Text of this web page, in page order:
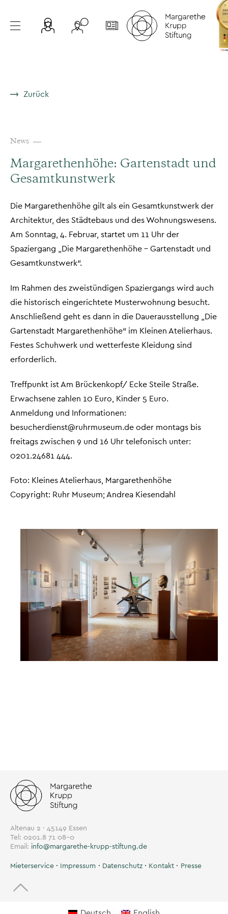
Zurück
News
Margarethenhöhe: Gartenstadt und
Gesamtkunstwerk
Die Margarethenhöhe gilt als ein Gesamtkunstwerk der
Architektur, des Städtebaus und des Wohnungswesens.
Am Sonntag, 4. Februar, startet um 11 Uhr der
Spaziergang „Die Margarethenhöhe – Gartenstadt und
Gesamtkunstwerk“.
Im Rahmen des zweistündigen Spaziergangs wird auch
die historisch eingerichtete Musterwohnung besucht.
Anschließend geht es dann in die Dauerausstellung „Die
Gartenstadt Margarethenhöhe“ im Kleinen Atelierhaus.
Festes Schuhwerk und wetterfeste Kleidung sind
erforderlich.
Treffpunkt ist Am Brückenkopf/ Ecke Steile Straße.
Erwachsene zahlen 10 Euro, Kinder 5 Euro.
Anmeldung und Informationen:
besucherdienst@ruhrmuseum.de oder montags bis
freitags zwischen 9 und 16 Uhr telefonisch unter:
0201.24681 444.
Foto: Kleines Atelierhaus, Margarethenhöhe
Copyright: Ruhr Museum; Andrea Kiesendahl
Altenau 2 · 45149 Essen
Tel: 0201.8 71 08-0
Email: info@margarethe-krupp-stiftung.de
Mieterservice Impressum Datenschutz Kontakt Presse